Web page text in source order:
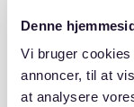
Denne
Vi bruger
annoncer, til at
at analysere